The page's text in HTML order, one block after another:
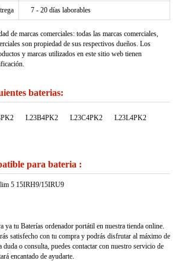
7 - 20 días laborables
de marcas comerciales: todas las marcas comerciales,
son propiedad de sus respectivos dueños. Los
y marcas utilizados en este sitio web tienen
baterias:
L23B4PK2 L23C4PK2 L23L4PK2
para bateria :
5 15IRH9/15IRU9
ya tu Baterías ordenador portátil en nuestra tienda online.
satisfecho con tu compra y podrás disfrutar al máximo de
duda o consulta, puedes contactar con nuestro servicio de
encantado de ayudarte.